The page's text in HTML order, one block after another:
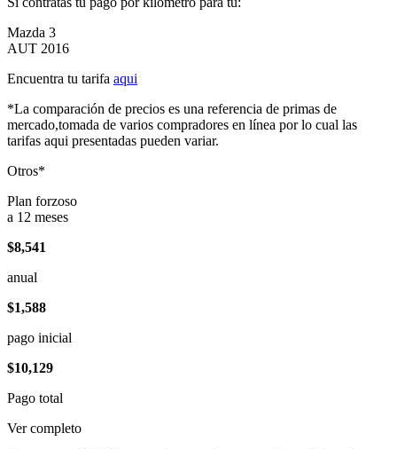
Mazda 3
AUT 2016
Encuentra tu tarifa aqui
*La comparación de precios es una referencia de primas de
mercado,tomada de varios compradores en línea por lo cual las
tarifas aqui presentadas pueden variar.
Otros*
Plan forzoso
a 12 meses
$8,541
anual
$1,588
pago inicial
$10,129
Pago total
Ver completo